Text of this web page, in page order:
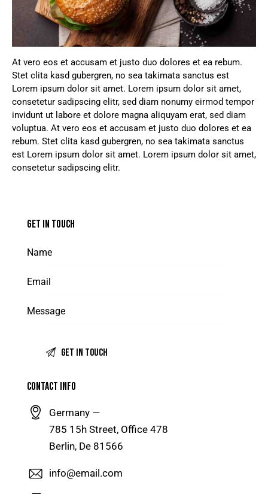
At vero eos et accusam et justo duo dolores et ea rebum.
Stet clita kasd gubergren, no sea takimata sanctus est
Lorem ipsum dolor sit amet. Lorem ipsum dolor sit amet,
consetetur sadipscing elitr, sed diam nonumy eirmod tempor
invidunt ut labore et dolore magna aliquyam erat, sed diam
voluptua. At vero eos et accusam et justo duo dolores et ea
rebum. Stet clita kasd gubergren, no sea takimata sanctus
est Lorem ipsum dolor sit amet. Lorem ipsum dolor sit amet,
consetetur sadipscing elitr.
GET IN TOUCH
CONTACT INFO
Germany —
785 15h Street, Office 478
Berlin, De 81566
info@email.com